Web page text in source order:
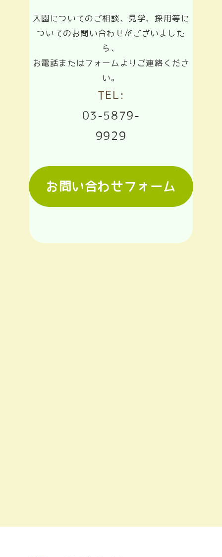
入園についてのご相談、見学、採用等に
ついてのお問い合わせがございました
ら、
お電話またはフォームよりご連絡くださ
い。
TEL:
03-5879-
9929
お問い合わせフォーム